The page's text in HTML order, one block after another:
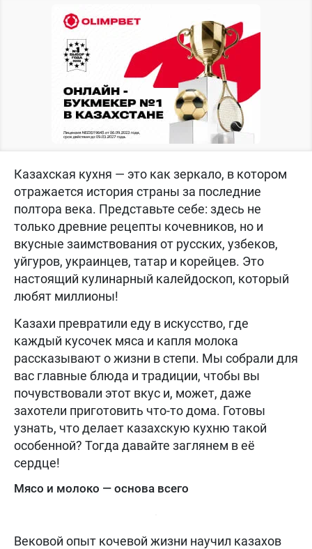
Казахская кухня — это как зеркало, в котором
отражается история страны за последние
полтора века. Представьте себе: здесь не
только древние рецепты кочевников, но и
вкусные заимствования от русских, узбеков,
уйгуров, украинцев, татар и корейцев. Это
настоящий кулинарный калейдоскоп, который
любят миллионы!
Казахи превратили еду в искусство, где
каждый кусочек мяса и капля молока
рассказывают о жизни в степи. Мы собрали для
вас главные блюда и традиции, чтобы вы
почувствовали этот вкус и, может, даже
захотели приготовить что-то дома. Готовы
узнать, что делает казахскую кухню такой
особенной? Тогда давайте заглянем в её
сердце!
Мясо и молоко — основа всего
Вековой опыт кочевой жизни научил казахов